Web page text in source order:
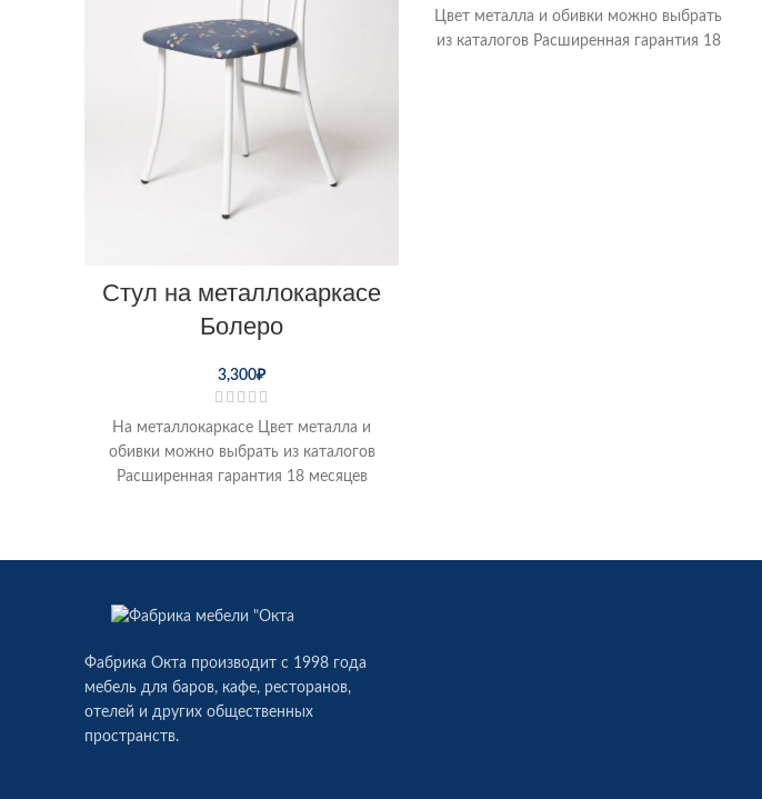
Стул на металлокаркасе
Болеро
3,300₽
На металлокаркасе Цвет металла и
обивки можно выбрать из каталогов
Расширенная гарантия 18 месяцев
Цвет металла и обивки можно выбрать
из каталогов Расширенная гарантия 18
Фабрика Окта производит c 1998 года
мебель для баров, кафе, ресторанов,
отелей и других общественных
пространств.